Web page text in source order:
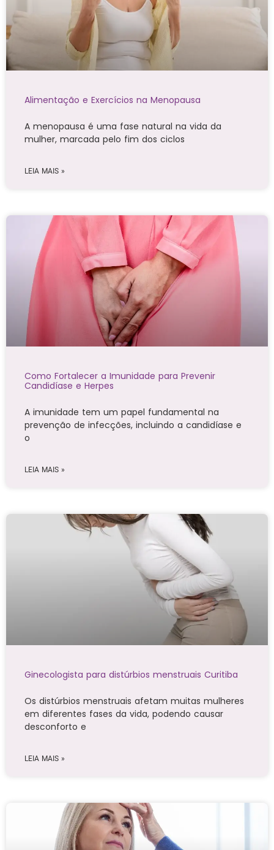
Alimentação e Exercícios na Menopausa
A menopausa é uma fase natural na vida da
mulher, marcada pelo fim dos ciclos
LEIA MAIS »
Como Fortalecer a Imunidade para Prevenir
Candidíase e Herpes
A imunidade tem um papel fundamental na
prevenção de infecções, incluindo a candidíase e
o
LEIA MAIS »
Ginecologista para distúrbios menstruais Curitiba
Os distúrbios menstruais afetam muitas mulheres
em diferentes fases da vida, podendo causar
desconforto e
LEIA MAIS »